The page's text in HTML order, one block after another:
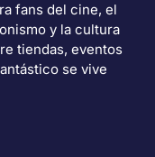
fans del cine, el
y la cultura
tiendas, eventos
se vive